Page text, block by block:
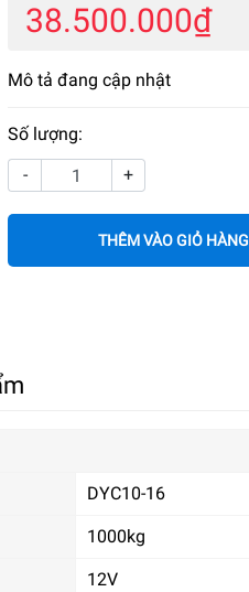
38.500.000₫
Mô tả đang cập nhật
Số lượng:
-
+
THÊM VÀO GIỎ HÀNG
DYC10-16
1000kg
12V